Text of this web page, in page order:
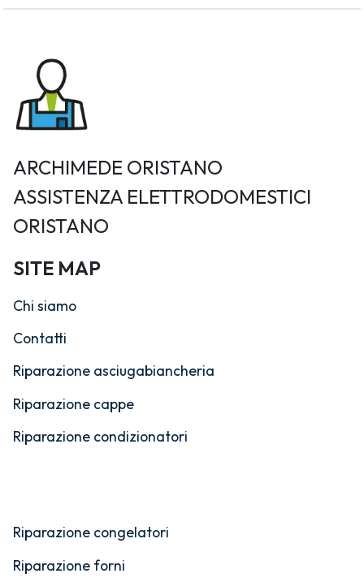
ARCHIMEDE ORISTANO
ASSISTENZA ELETTRODOMESTICI
ORISTANO
SITE MAP
Chi siamo
Contatti
Riparazione asciugabiancheria
Riparazione cappe
Riparazione condizionatori
Riparazione congelatori
Riparazione forni